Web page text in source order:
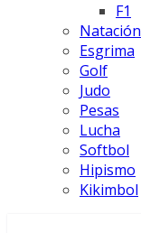
F1
Natación
Esgrima
Golf
Judo
Pesas
Lucha
Softbol
Hipismo
Kikimbol